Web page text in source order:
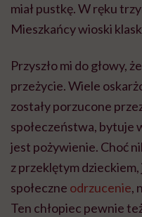
miał pustkę. W ręku
Mieszkańcy wioski
Przyszło mi do głowy,
przeżycie. Wiele
zostały porzucone
społeczeństwa, bytuje
jest pożywienie. Choć
z przeklętym
społeczne odrzucenie,
Ten chłopiec pewnie